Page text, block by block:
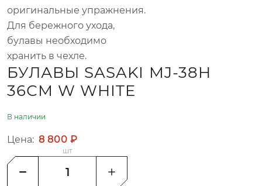
оригинальные упражнения.
Для бережного ухода,
булавы необходимо
хранить в чехле.
БУЛАВЫ SASAKI MJ-38H
36СМ W WHITE
В наличии
Цена: 8 800 ₽
шт